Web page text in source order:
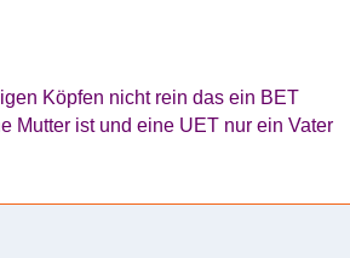
Köpfen nicht rein das ein BET
Mutter ist und eine UET nur ein Vater